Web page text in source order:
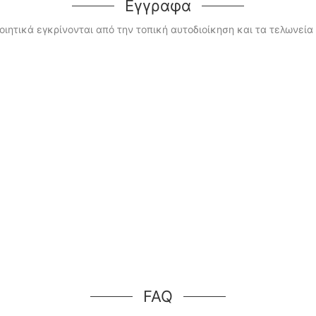
Εγγραφα
εγκρίνονται από την τοπική αυτοδιοίκηση και τα
FAQ